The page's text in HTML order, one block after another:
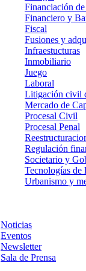
Financiación
Financiero y
Fiscal
Fusiones y
Infraestucturas
Inmobiliario
Juego
Laboral
Litigación civil
Mercado de
Procesal Civil
Procesal Penal
Regulación
Societario y
Tecnologías de
Urbanismo y
Noticias
Eventos
Newsletter
Sala de Prensa